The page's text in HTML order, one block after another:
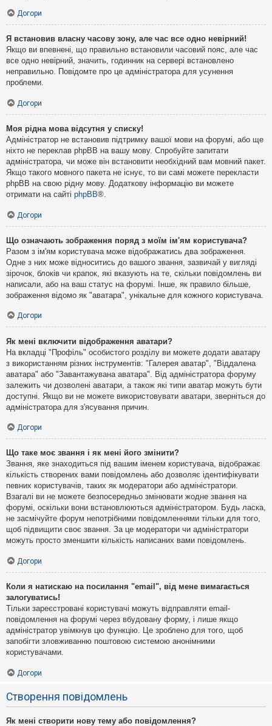
Догори
Я встановив власну часову зону, але час все одно невірний!
Якщо ви впевнені, що правильно встановили часовий пояс, але час
все одно невірний, значить, годинник на сервері встановлено
неправильно. Повідомте про це адміністратора для усунення
проблеми.
Догори
Моя рідна мова відсутня у списку!
Адміністратор не встановив підтримку вашої мови на форумі, або ще
ніхто не переклав phpBB на вашу мову. Спробуйте запитати
адміністратора, чи може він встановити необхідний вам мовний пакет.
Якщо такого мовного пакета не існує, то ви самі можете перекласти
phpBB на свою рідну мову. Додаткову інформацію ви можете
отримати на сайті phpBB®.
Догори
Що означають зображення поряд з моїм ім'ям користувача?
Разом з ім'ям користувача може відображатись два зображення.
Одне з них може відноситись до вашого звання, зазвичай у вигляді
зірочок, блоків чи крапок, які вказують на те, скільки повідомлень ви
написали, або на ваш статус на форумі. Інше, як правило більше,
зображення відомо як "аватара", унікальне для кожного користувача.
Догори
Як мені включити відображення аватари?
На вкладці "Профіль" особистого розділу ви можете додати аватару
з використанням різних інструментів: "Галерея аватар", "Віддалена
аватара" або "Завантажувана аватара". Від адміністратора форуму
залежить чи дозволені аватари, а також які типи аватар можуть бути
доступні. Якщо ви не можете використовувати аватари, зверніться до
адміністратора для з'ясування причин.
Догори
Що таке моє звання і як мені його змінити?
Звання, яке знаходиться під вашим іменем користувача, відображає
кількість створених вами повідомлень або дозволяє ідентифікувати
певних користувачів, таких як модератори або адміністратори.
Взагалі ви не можете безпосередньо змінювати жодне звання на
форумі, оскільки вони встановлюються адміністратором. Будь ласка,
не засмічуйте форум непотрібними повідомленнями тільки для того,
щоб підвищити своє звання. За це модератори чи адміністратори
можуть просто зменшити кількість написаних вами повідомлень.
Догори
Коли я натискаю на посилання "email", від мене вимагається
залогуватись!
Тільки зареєстровані користувачі можуть відправляти email-
повідомлення на форумі через вбудовану форму, і лише якщо
адміністратор увімкнув цю функцію. Це зроблено для того, щоб
запобігти зловживанню поштовою системою анонімними
користувачами.
Догори
Створення повідомлень
Як мені створити нову тему або повідомлення?